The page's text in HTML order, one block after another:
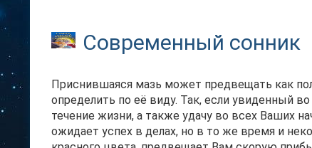
Современный сонник
Приснившаяся мазь может предвещать как
определить по её виду. Так, если увиденный
течение жизни, а также удачу во всех Ваших
ожидает успех в делах, но в то же время и